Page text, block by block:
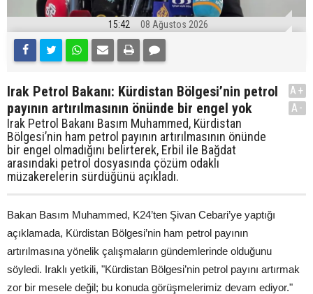
15:42 08 Ağustos 2026
Irak Petrol Bakanı: Kürdistan Bölgesi’nin petrol
payının artırılmasının önünde bir engel yok
Irak Petrol Bakanı Basım Muhammed, Kürdistan
Bölgesi’nin ham petrol payının artırılmasının önünde
bir engel olmadığını belirterek, Erbil ile Bağdat
arasındaki petrol dosyasında çözüm odaklı
müzakerelerin sürdüğünü açıkladı.
A+
A-
Bakan Basım Muhammed, K24’ten Şivan Cebari’ye yaptığı
açıklamada, Kürdistan Bölgesi’nin ham petrol payının
artırılmasına yönelik çalışmaların gündemlerinde olduğunu
söyledi. Iraklı yetkili, "Kürdistan Bölgesi’nin petrol payını artırmak
zor bir mesele değil; bu konuda görüşmelerimiz devam ediyor."